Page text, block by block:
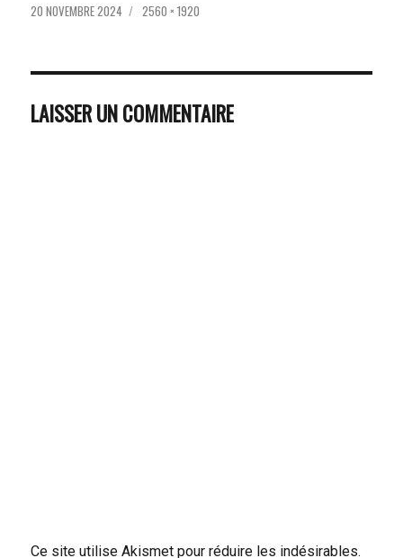
PUBLIÉ
20 NOVEMBRE 2024
TAILLE
2560 × 1920
LAISSER UN COMMENTAIRE
Ce site utilise Akismet pour réduire les indésirables.